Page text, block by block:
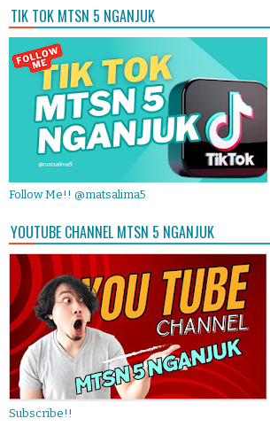
TIK TOK MTSN 5 NGANJUK
Follow Me!! @matsalima5
YOUTUBE CHANNEL MTSN 5 NGANJUK
Subscribe!!